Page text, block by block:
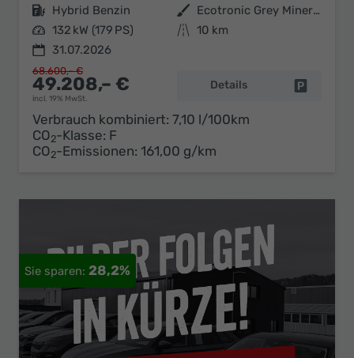
Kraftstoff Hybrid Benzin Außenfarbe
Ecotronic Grey Mineraleffekt
Leistung 132 kW (179 PS) Kilometerstand 10 km
31.07.2026
49.208,– €
incl. 19% MwSt.
68.600,– €
Details
Verbrauch kombiniert: 7,10 l/100km
CO2-Klasse: F
CO2-Emissionen: 161,00 g/km
28,2%